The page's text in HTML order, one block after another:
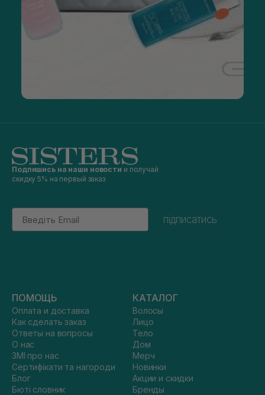
Подпишись на наши новости и получай
скидку 5% на первый заказ
Email
підписатись
ПОМОЩЬ
Оплата и доставка
Как сделать заказ
Ответы на вопросы
О нас
ЗМІ про нас
Сертифікати та нагороди
Блог
Бюті словник
КАТАЛОГ
Волосы
Лицо
Тело
Дом
Мерч
Новинки
Акции и скидки
Бренды